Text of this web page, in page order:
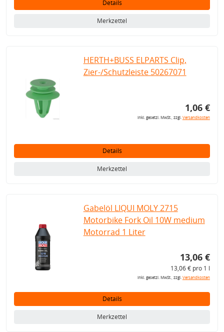
Details
Merkzettel
HERTH+BUSS ELPARTS Clip,
Zier-/Schutzleiste 50267071
1,06 €
inkl. gesetzl. MwSt., zzgl.Versandkosten
Details
Merkzettel
Gabelöl LIQUI MOLY 2715
Motorbike Fork Oil 10W medium
Motorrad 1 Liter
13,06 €
13,06 € pro 1 l
inkl. gesetzl. MwSt., zzgl.Versandkosten
Details
Merkzettel